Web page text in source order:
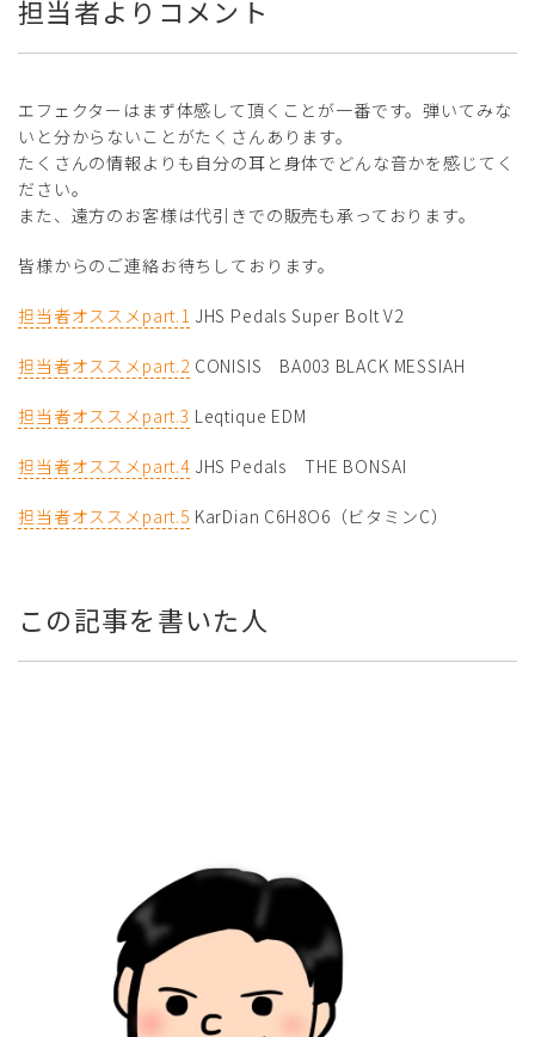
担当者よりコメント
エフェクターはまず体感して頂くことが一番です。弾いてみな
いと分からないことがたくさんあります。
たくさんの情報よりも自分の耳と身体でどんな音かを感じてく
ださい。
また、遠方のお客様は代引きでの販売も承っております。
皆様からのご連絡お待ちしております。
担当者オススメpart.1 JHS Pedals Super Bolt V2
担当者オススメpart.2 CONISIS BA003 BLACK MESSIAH
担当者オススメpart.3 Leqtique EDM
担当者オススメpart.4JHS Pedals THE BONSAI
担当者オススメpart.5 KarDian C6H8O6（ビタミンC）
この記事を書いた人